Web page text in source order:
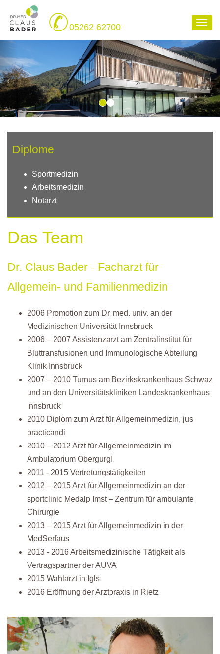
05262 62700
Diplome
Sportmedizin
Arbeitsmedizin
Notarzt
Das Team
Dr. Claus Bader - Facharzt für
Allgemein- und Familienmedizin
2006 Promotion zum Dr. med. univ. an der
Medizinischen Universität Innsbruck
2006 – 2007 Assistenzarzt am Zentralinstitut für
Bluttransfusionen und Immunologische Abteilung
Klinik Innsbruck
2007 – 2010 Turnus am Bezirkskrankenhaus Schwaz
und an den Universitätskliniken Landeskrankenhaus
Innsbruck
2010 Diplom zum Arzt für Allgemeinmedizin, jus
practicandi
2010 – 2012 Arzt für Allgemeinmedizin im
Ambulatorium Obergurgl
2011 - 2015 Vertretungstätigkeiten
2012 – 2015 Arzt für Allgemeinmedizin an der
sportclinic Medalp Imst – Zentrum für ambulante
Chirurgie
2013 – 2015 Arzt für Allgemeinmedizin in der
MedSerfaus
2013 - 2016 Arbeitsmedizinische Tätigkeit als
Vertragspartner der AUVA
2015 Wahlarzt in Igls
2016 Eröffnung der Arztpraxis in Rietz